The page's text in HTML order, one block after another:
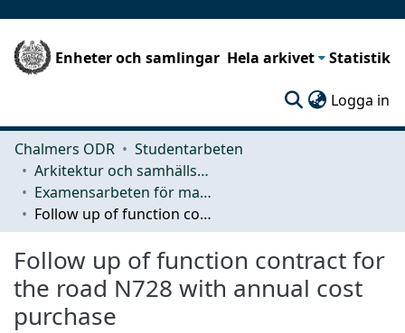
Enheter och samlingar Hela arkivet Statistik
Logga in
Chalmers ODR
Studentarbeten
Arkitektur och samhällsbyggnadsteknik (ACE)
Examensarbeten för masterexamen
Follow up of function contract for the road N728 with annual cost purchase
Follow up of function contract for
the road N728 with annual cost
purchase